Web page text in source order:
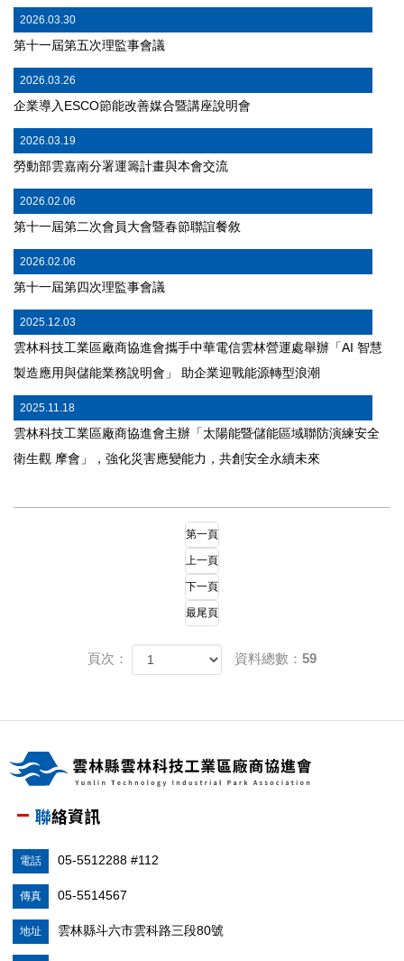
2026.03.30
第十⼀屆第五次理監事會議
2026.03.26
企業導入ESCO節能改善媒合暨講座說明會
2026.03.19
勞動部雲嘉南分署運籌計畫與本會交流
2026.02.06
第十⼀屆第⼆次會員⼤會暨春節聯誼餐敘
2026.02.06
第十⼀屆第四次理監事會議
2025.12.03
雲林科技工業區廠商協進會攜手中華電信雲林營運處舉辦「AI 智慧
製造應用與儲能業務說明會」 助企業迎戰能源轉型浪潮
2025.11.18
雲林科技工業區廠商協進會主辦「太陽能暨儲能區域聯防演練安全
衛生觀 摩會」，強化災害應變能力，共創安全永續未來
第一頁
上一頁
下一頁
最尾頁
頁次： 資料總數：59
聯絡資訊
電話 05-5512288 #112
傳真 05-5514567
地址 雲林縣斗六市雲科路三段80號